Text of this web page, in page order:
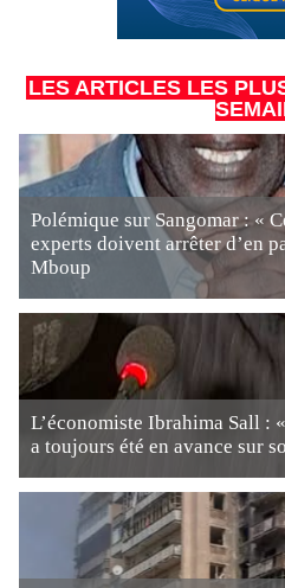
LES ARTICLES LES
Polémique sur Sangomar : «
experts doivent arrêter d’en
Mboup
L’économiste Ibrahima Sall :
a toujours été en avance sur